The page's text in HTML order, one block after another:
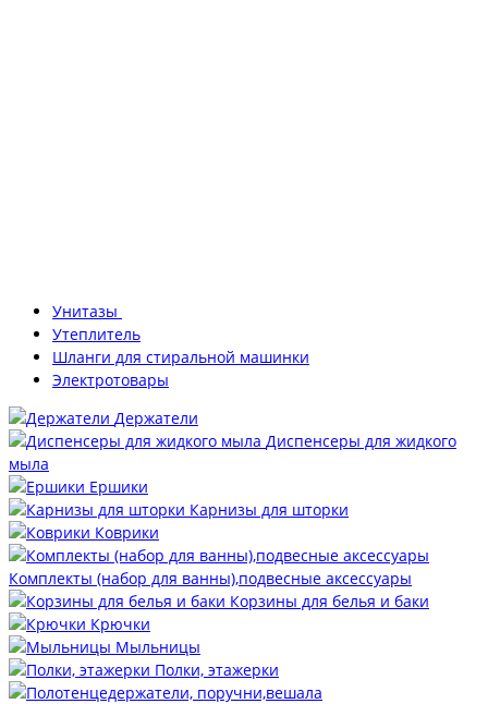
Унитазы
Утеплитель
Шланги для стиральной машинки
Электротовары
Держатели
Диспенсеры для жидкого
мыла
Ершики
Карнизы для шторки
Коврики
Комплекты (набор для ванны),подвесные аксессуары
Корзины для белья и баки
Крючки
Мыльницы
Полки, этажерки